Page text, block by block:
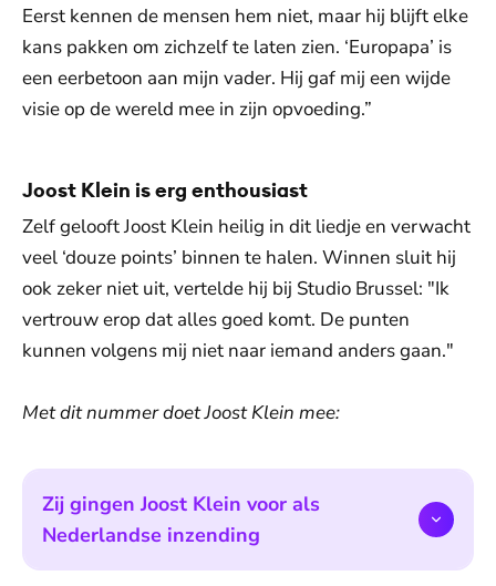
Eerst kennen de mensen hem niet, maar hij blijft elke
kans pakken om zichzelf te laten zien. ‘Europapa’ is
een eerbetoon aan mijn vader. Hij gaf mij een wijde
visie op de wereld mee in zijn opvoeding.”
Joost Klein is erg enthousiast
Zelf gelooft Joost Klein heilig in dit liedje en verwacht
veel ‘douze points’ binnen te halen. Winnen sluit hij
ook zeker niet uit, vertelde hij bij Studio Brussel: "Ik
vertrouw erop dat alles goed komt. De punten
kunnen volgens mij niet naar iemand anders gaan."
Met dit nummer doet Joost Klein mee:
Zij gingen Joost Klein voor als
Nederlandse inzending